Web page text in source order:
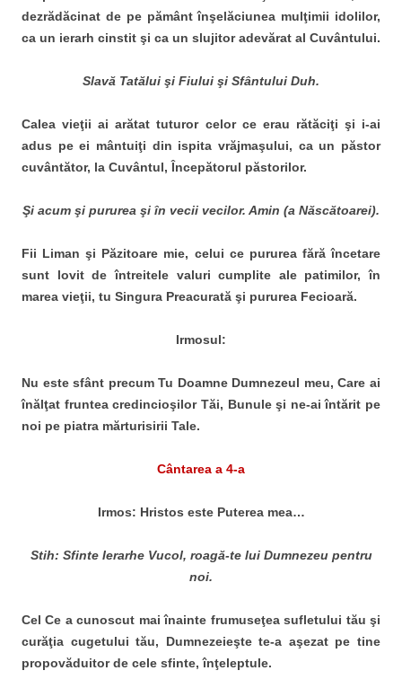
dezrădăcinat de pe pământ înşelăciunea mulţimii idolilor,
ca un ierarh cinstit şi ca un slujitor adevărat al Cuvântului.
Slavă Tatălui şi Fiului şi Sfântului Duh.
Calea vieţii ai arătat tuturor celor ce erau rătăciţi şi i-ai
adus pe ei mântuiţi din ispita vrăjmaşului, ca un păstor
cuvântător, la Cuvântul, Începătorul păstorilor.
Şi acum şi pururea şi în vecii vecilor. Amin (a Născătoarei).
Fii Liman şi Păzitoare mie, celui ce pururea fără încetare
sunt lovit de întreitele valuri cumplite ale patimilor, în
marea vieţii, tu Singura Preacurată şi pururea Fecioară.
Irmosul:
Nu este sfânt precum Tu Doamne Dumnezeul meu, Care ai
înălţat fruntea credincioşilor Tăi, Bunule şi ne-ai întărit pe
noi pe piatra mărturisirii Tale.
Cântarea a 4-a
Irmos: Hristos este Puterea mea…
Stih: Sfinte Ierarhe Vucol, roagă-te lui Dumnezeu pentru
noi.
Cel Ce a cunoscut mai înainte frumuseţea sufletului tău şi
curăţia cugetului tău, Dumnezeieşte te-a aşezat pe tine
propovăduitor de cele sfinte, înţeleptule.